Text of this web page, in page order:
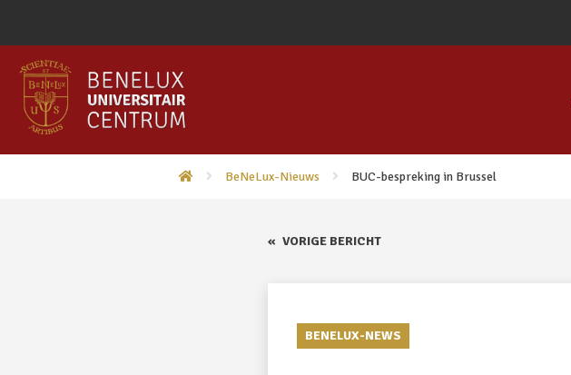
BeNeLux-Nieuws BUC-bespreking in Brussel
« VORIGE BERICHT
BENELUX-NEWS